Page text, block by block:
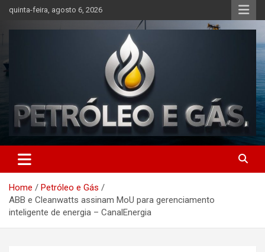
content
quinta-feira, agosto 6, 2026
Petróleo e Gás | Últimas
notícias relacionadas a
petróleo, gás, vagas de
emprego, energia, setor
Home
Petróleo e Gás
ABB e Cleanwatts assinam MoU para gerenciamento
inteligente de energia – CanalEnergia